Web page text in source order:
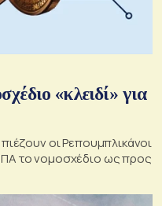
«κλειδί» για
οι Ρεπουμπλικάνοι
το νομοσχέδιο ως προς